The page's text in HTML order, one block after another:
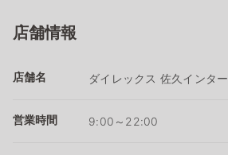
店舗情報
店舗名 ダイレックス 佐久インター
営業時間 9:00～22:00